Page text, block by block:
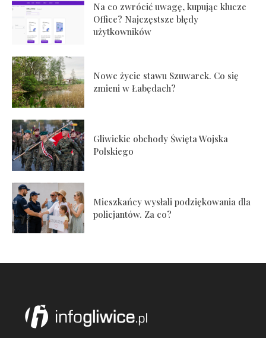
Na co zwrócić uwagę, kupując klucze
Office? Najczęstsze błędy
użytkowników
Nowe życie stawu Szuwarek. Co się
zmieni w Łabędach?
Gliwickie obchody Święta Wojska
Polskiego
Mieszkańcy wysłali podziękowania dla
policjantów. Za co?